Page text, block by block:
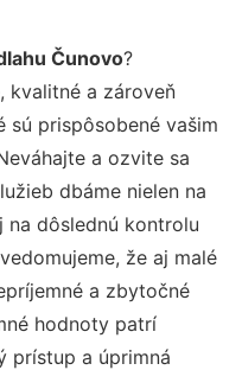
Čunovo?
kvalitné a zároveň
sú prispôsobené vašim
a ozvite sa
dbáme nielen na
dôslednú kontrolu
že aj malé
a zbytočné
hodnoty patrí
prístup a úprimná